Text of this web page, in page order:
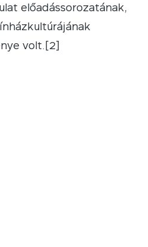
előadássorozatának,
volt.[2]